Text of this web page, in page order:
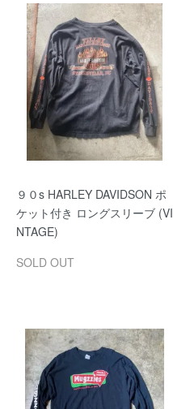
９０s HARLEY DAVIDSON ポ
ケット付き ロングスリーブ (VI
NTAGE)
SOLD OUT